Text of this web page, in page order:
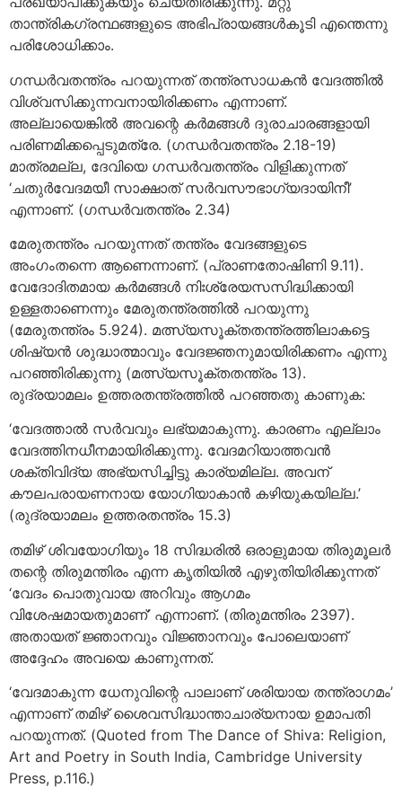
താന്ത്രികഗ്രന്ഥങ്ങളുടെ അഭിപ്രായങ്ങള്‍കൂടി എന്തെന്നു
പരിശോധിക്കാം.
ഗന്ധര്‍വതന്ത്രം പറയുന്നത് തന്ത്രസാധകന്‍ വേദത്തില്‍
വിശ്വസിക്കുന്നവനായിരിക്കണം എന്നാണ്.
അല്ലായെങ്കില്‍ അവന്റെ കര്‍മങ്ങള്‍ ദുരാചാരങ്ങളായി
പരിണമിക്കപ്പെടുമത്രേ. (ഗന്ധര്‍വതന്ത്രം 2.18-19)
മാത്രമല്ല, ദേവിയെ ഗന്ധര്‍വതന്ത്രം വിളിക്കുന്നത്
‘ചതുര്‍വേദമയീ സാക്ഷാത് സര്‍വസൗഭാഗ്യദായിനീ’
എന്നാണ്. (ഗന്ധര്‍വതന്ത്രം 2.34)
മേരുതന്ത്രം പറയുന്നത് തന്ത്രം വേദങ്ങളുടെ
അംഗംതന്നെ ആണെന്നാണ്. (പ്രാണതോഷിണി 9.11).
വേദോദിതമായ കര്‍മങ്ങള്‍ നിഃശ്രേയസസിദ്ധിക്കായി
ഉള്ളതാണെന്നും മേരുതന്ത്രത്തില്‍ പറയുന്നു
(മേരുതന്ത്രം 5.924). മത്സ്യസൂക്തതന്ത്രത്തിലാകട്ടെ
ശിഷ്യന്‍ ശുദ്ധാത്മാവും വേദജ്ഞനുമായിരിക്കണം എന്നു
പറഞ്ഞിരിക്കുന്നു (മത്സ്യസൂക്തതന്ത്രം 13).
രുദ്രയാമലം ഉത്തരതന്ത്രത്തില്‍ പറഞ്ഞതു കാണുക:
‘വേദത്താല്‍ സര്‍വവും ലഭ്യമാകുന്നു. കാരണം എല്ലാം
വേദത്തിനധീനമായിരിക്കുന്നു. വേദമറിയാത്തവന്‍
ശക്തിവിദ്യ അഭ്യസിച്ചിട്ടു കാര്യമില്ല. അവന്
കൗലപരായണനായ യോഗിയാകാന്‍ കഴിയുകയില്ല.’
(രുദ്രയാമലം ഉത്തരതന്ത്രം 15.3)
തമിഴ് ശിവയോഗിയും 18 സിദ്ധരില്‍ ഒരാളുമായ തിരുമൂലര്‍
തന്റെ തിരുമന്തിരം എന്ന കൃതിയില്‍ എഴുതിയിരിക്കുന്നത്
‘വേദം പൊതുവായ അറിവും ആഗമം
വിശേഷമായതുമാണ്’ എന്നാണ്. (തിരുമന്തിരം 2397).
അതായത് ജ്ഞാനവും വിജ്ഞാനവും പോലെയാണ്
അദ്ദേഹം അവയെ കാണുന്നത്.
‘വേദമാകുന്ന ധേനുവിന്റെ പാലാണ് ശരിയായ തന്ത്രാഗമം’
എന്നാണ് തമിഴ് ശൈവസിദ്ധാന്താചാര്യനായ ഉമാപതി
പറയുന്നത്. (Quoted from The Dance of Shiva: Religion,
Art and Poetry in South India, Cambridge University
Press, p.116.)